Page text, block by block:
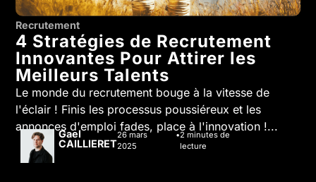
Recrutement
4 Stratégies de Recrutement
Innovantes Pour Attirer les
Meilleurs Talents
Le monde du recrutement bouge à la vitesse de
l'éclair ! Finis les processus poussiéreux et les
annonces d'emploi fades, place à l'innovation !...
Gael
CAILLIERET
26 mars
2025
2 minutes de
lecture